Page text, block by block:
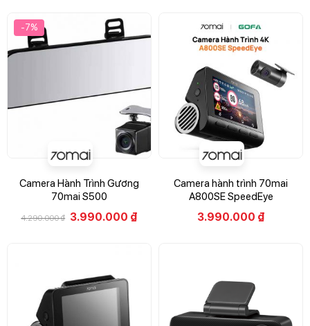
-7%
Camera Hành Trình Gương
70mai S500
4.290.000₫ 3.990.000 ₫
Camera hành trình 70mai
A800SE SpeedEye
3.990.000 ₫